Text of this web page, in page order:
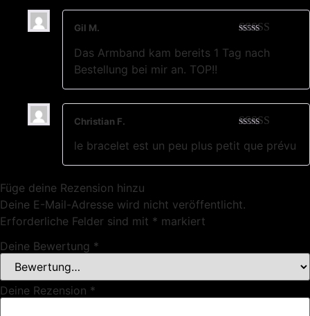
5 von 5
Gil M.
Das Armband kam bereits 1 Tag nach
Bestellung bei mir an. TOP!!
mit4von
Christian F.
le bracelet est un peu plus petit que prévu
Füge deine Rezension hinzu
Deine E-Mail-Adresse wird nicht veröffentlicht.
Erforderliche Felder sind mit * markiert
Deine Bewertung *
Deine Rezension *